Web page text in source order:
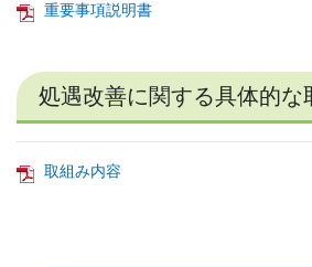
重要事項説明書
処遇改善に関する具体的な
取組み内容